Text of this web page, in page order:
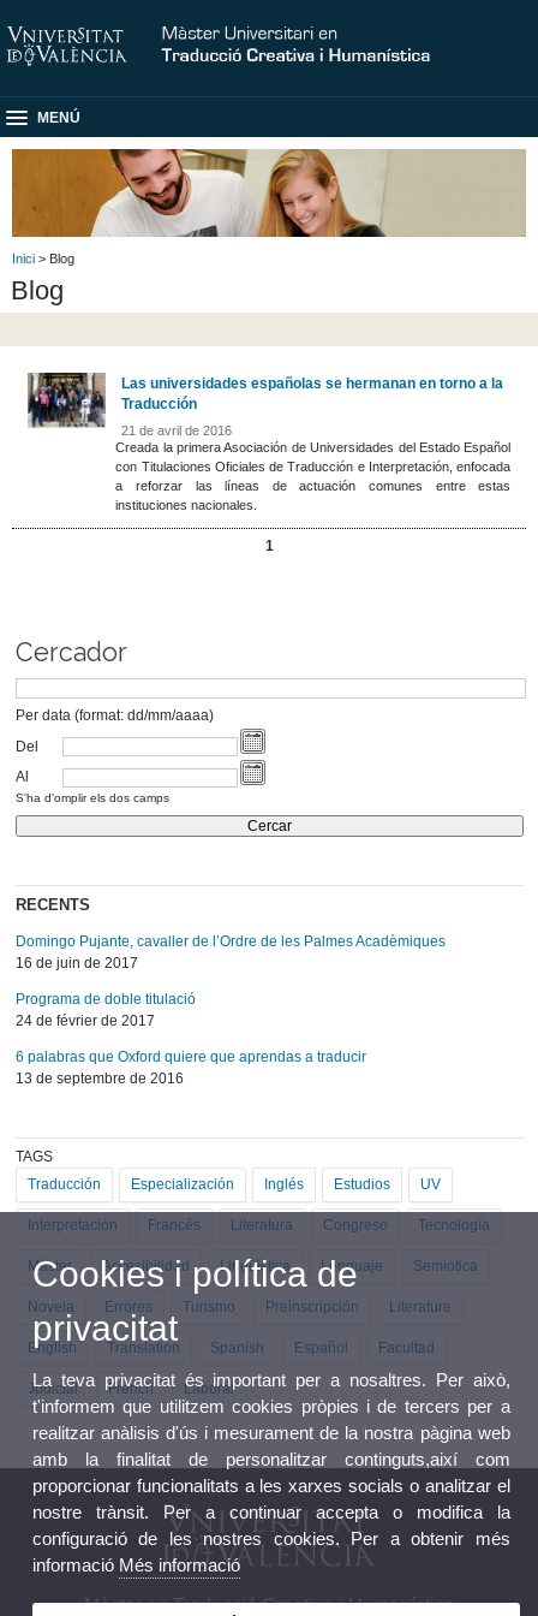
MENÚ
Inici > Blog
Blog
Las universidades españolas se hermanan en torno a la
Traducción
21 de avril de 2016
Creada la primera Asociación de Universidades del Estado Español
con Titulaciones Oficiales de Traducción e Interpretación, enfocada
a reforzar las líneas de actuación comunes entre estas
instituciones nacionales.
1
Cercador
Per data (format: dd/mm/aaaa)
Del
Al
S'ha d'omplir els dos camps
RECENTS
Domingo Pujante, cavaller de l’Ordre de les Palmes Acadèmiques
16 de juin de 2017
Programa de doble titulació
24 de février de 2017
6 palabras que Oxford quiere que aprendas a traducir
13 de septembre de 2016
TAGS
Traducción
Especialización Inglés Estudios UV
Interpretación Francés Literatura Congreso Tecnología
Máster Accesibilidad Lingüística Lenguaje Semiótica
Novela Errores Turismo Preinscripción Literature
English Translation Spanish Español Facultad
Judicial French Laboral
Màster en Traducció Creativa i Humanística
Cookies i política de
privacitat
La teva privacitat és important per a nosaltres. Per això,
t'informem que utilitzem cookies pròpies i de tercers per a
realitzar anàlisis d'ús i mesurament de la nostra pàgina web
amb la finalitat de personalitzar continguts,així com
proporcionar funcionalitats a les xarxes socials o analitzar el
nostre trànsit. Per a continuar accepta o modifica la
configuració de les nostres cookies. Per a obtenir més
informació Més informació